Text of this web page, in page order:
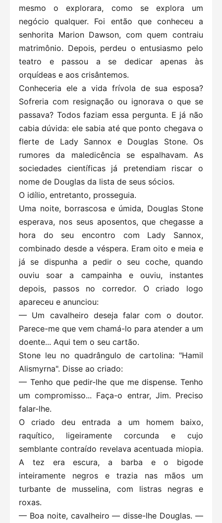
mesmo o explorara, como se explora um
negócio qualquer. Foi então que conheceu a
senhorita Marion Dawson, com quem contraiu
matrimônio. Depois, perdeu o entusiasmo pelo
teatro e passou a se dedicar apenas às
orquídeas e aos crisântemos.
Conheceria ele a vida frívola de sua esposa?
Sofreria com resignação ou ignorava o que se
passava? Todos faziam essa pergunta. E já não
cabia dúvida: ele sabia até que ponto chegava o
flerte de Lady Sannox e Douglas Stone. Os
rumores da maledicência se espalhavam. As
sociedades científicas já pretendiam riscar o
nome de Douglas da lista de seus sócios.
O idílio, entretanto, prosseguia.
Uma noite, borrascosa e úmida, Douglas Stone
esperava, nos seus aposentos, que chegasse a
hora do seu encontro com Lady Sannox,
combinado desde a véspera. Eram oito e meia e
já se dispunha a pedir o seu coche, quando
ouviu soar a campainha e ouviu, instantes
depois, passos no corredor. O criado logo
apareceu e anunciou:
— Um cavalheiro deseja falar com o doutor.
Parece-me que vem chamá-lo para atender a um
doente... Aqui tem o seu cartão.
Stone leu no quadrângulo de cartolina: "Hamil
Alismyrna". Disse ao criado:
— Tenho que pedir-lhe que me dispense. Tenho
um compromisso... Faça-o entrar, Jim. Preciso
falar-lhe.
O criado deu entrada a um homem baixo,
raquítico, ligeiramente corcunda e cujo
semblante contraído revelava acentuada miopia.
A tez era escura, a barba e o bigode
inteiramente negros e trazia nas mãos um
turbante de musselina, com listras negras e
roxas.
— Boa noite, cavalheiro — disse-lhe Douglas. —